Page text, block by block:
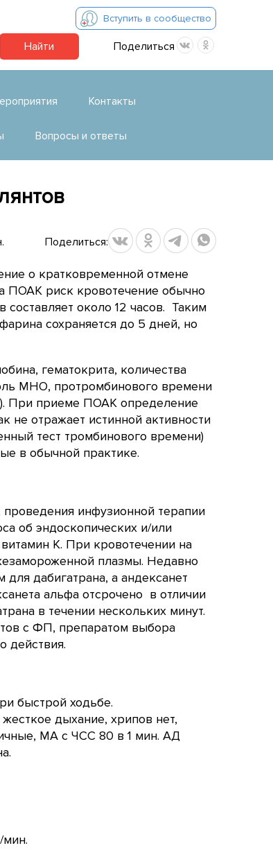
Вступить в сообщество
Найти Поделиться
Контакты
Вопросы и ответы
Поделиться:
о кратковременной отмене
ПОАК риск кровотечение обычно
составляет около 12 часов. Таким
сохраняется до 5 дней, но
гематокрита, количества
МНО, протромбинового времени
При приеме ПОАК определение
не отражает истинной активности
тест тромбинового времени)
в обычной практике.
инфузионной терапии
об эндоскопических и/или
К. При кровотечении на
плазмы. Недавно
дабигатрана, а андексанет
альфа отсрочено в отличии
в течении нескольких минут.
с ФП, препаратом выбора
действия.
быстрой ходьбе.
дыхание, хрипов нет,
МА с ЧСС 80 в 1 мин. АД
мин.